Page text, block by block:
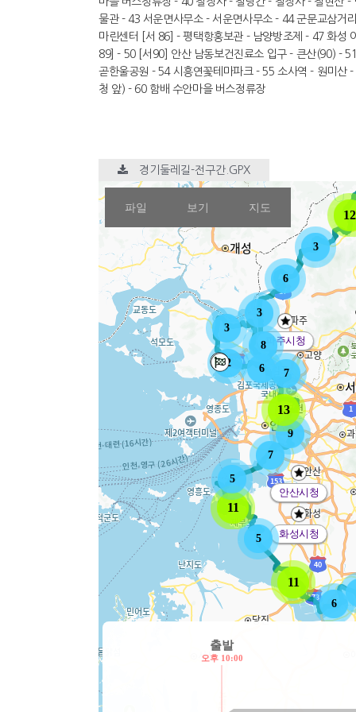
물관 - 43 서운면사무소 - 서운면사무소 - 44 군문교삼거
마린센터 [서 86] - 평택항홍보관 - 남양방조제 - 47 화
89] - 50 [서90] 안산 남동보건진료소 입구 - 큰산(90) -
곧한울공원 - 54 시흥연꽃테마파크 - 55 소사역 - 원미산
청 앞) - 60 함배 수안마을 버스정류장
경기둘레길-전구간.GPX